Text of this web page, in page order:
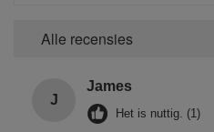
Alle recensies
J
James
Het is nuttig. (1)